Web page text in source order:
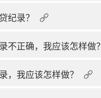
纪录？
不正确，我应该怎样做？
，我应该怎样做？